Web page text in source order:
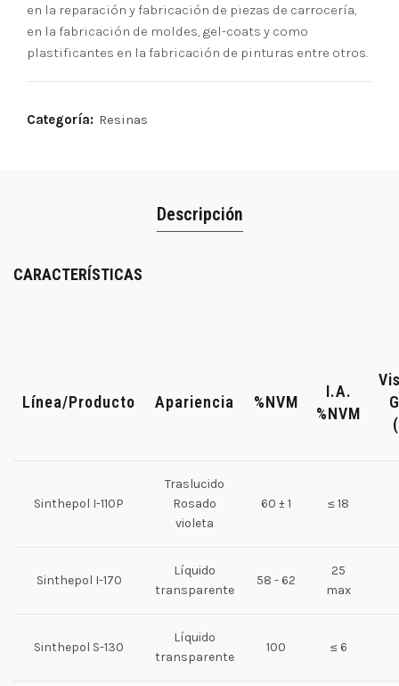
en la reparación y fabricación de piezas de carrocería,
en la fabricación de moldes, gel-coats y como
plastificantes en la fabricación de pinturas entre otros.
Categoría: Resinas
Descripción
CARACTERÍSTICAS
Línea/Producto Apariencia %NVM
I.A.
%NVM
Sinthepol I-110P
Traslucido
Rosado
violeta
60 ± 1 ≤ 18
Sinthepol I-170
Líquido
transparente
58 - 62
25
max
Sinthepol S-130
Líquido
transparente
100 ≤ 6